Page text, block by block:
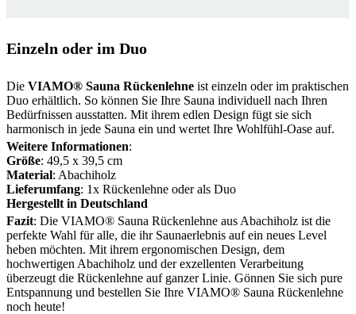
Einzeln oder im Duo
Die VIAMO® Sauna Rückenlehne ist einzeln oder im praktischen
Duo erhältlich. So können Sie Ihre Sauna individuell nach Ihren
Bedürfnissen ausstatten. Mit ihrem edlen Design fügt sie sich
harmonisch in jede Sauna ein und wertet Ihre Wohlfühl-Oase auf.
Weitere Informationen:
Größe: 49,5 x 39,5 cm
Material: Abachiholz
Lieferumfang: 1x Rückenlehne oder als Duo
Hergestellt in Deutschland
Fazit: Die VIAMO® Sauna Rückenlehne aus Abachiholz ist die
perfekte Wahl für alle, die ihr Saunaerlebnis auf ein neues Level
heben möchten. Mit ihrem ergonomischen Design, dem
hochwertigen Abachiholz und der exzellenten Verarbeitung
überzeugt die Rückenlehne auf ganzer Linie. Gönnen Sie sich pure
Entspannung und bestellen Sie Ihre VIAMO® Sauna Rückenlehne
noch heute!